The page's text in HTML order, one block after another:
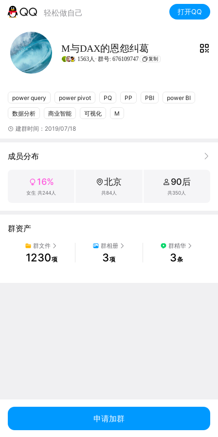
轻松做自己 打开QQ
M与DAX的恩怨纠葛
1563人· 群号: 676109747 复制
power query power pivot PQ PP PBI power BI
数据分析 商业智能 可视化 M
建群时间：2019/07/18
成员分布
16%
女生 共244人
北京
共84人
90后
共350人
群资产
群文件
1230项
群相册
3项
群精华
3条
申请加群